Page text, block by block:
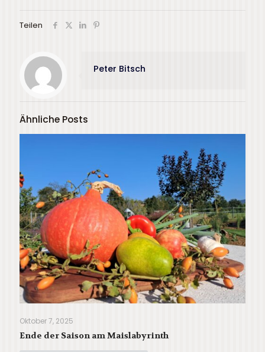
Teilen
Peter Bitsch
Ähnliche Posts
Oktober 7, 2025
Ende der Saison am Maislabyrinth